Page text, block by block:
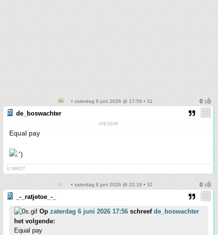
• zaterdag 6 juni 2026 @ 17:56 • 31
de_boswachter
VIESDIK
Equal pay
U MAD?
• zaterdag 6 juni 2026 @ 22:19 • 32
_-_ratjetoe_-_
Op zaterdag 6 juni 2026 17:56 schreef de_boswachter
het volgende:
Equal pay